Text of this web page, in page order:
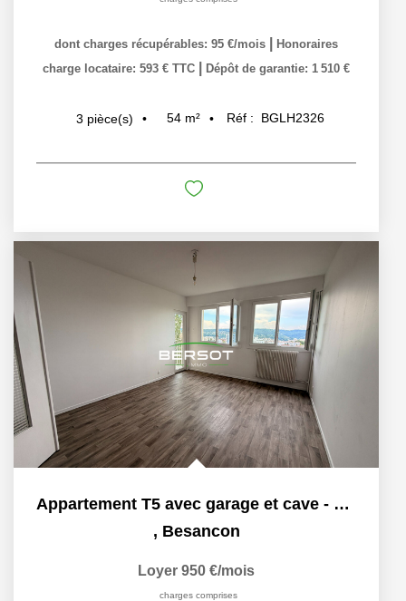
dont charges récupérables: 95 €/mois
Honoraires
charge locataire: 593 € TTC
Dépôt de garantie: 1 510 €
3 pièce(s) 54 m² Réf : BGLH2326
Appartement T5 avec garage et cave - quartier Saint Claude
, Besancon
Loyer 950 €/mois
charges comprises